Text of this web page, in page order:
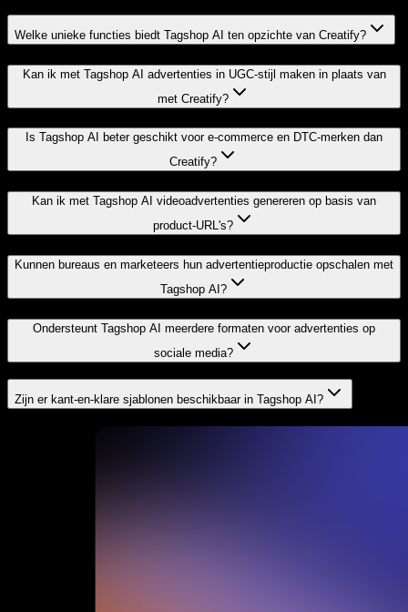
Welke unieke functies biedt Tagshop AI ten opzichte van Creatify?
Kan ik met Tagshop AI advertenties in UGC-stijl maken in plaats van
met Creatify?
Is Tagshop AI beter geschikt voor e-commerce en DTC-merken dan
Creatify?
Kan ik met Tagshop AI videoadvertenties genereren op basis van
product-URL's?
Kunnen bureaus en marketeers hun advertentieproductie opschalen met
Tagshop AI?
Ondersteunt Tagshop AI meerdere formaten voor advertenties op
sociale media?
Zijn er kant-en-klare sjablonen beschikbaar in Tagshop AI?